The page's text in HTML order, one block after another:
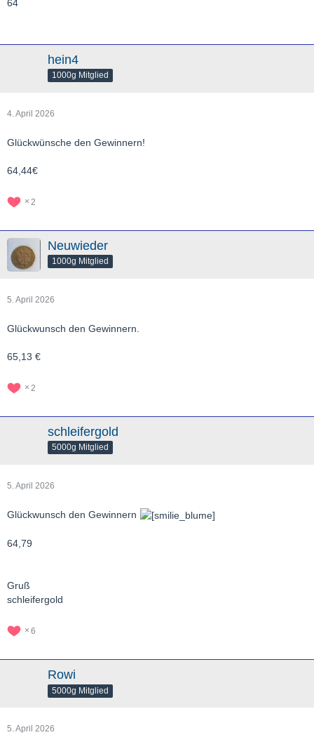
64
hein4
1000g Mitglied
4. April 2026
Glückwünsche den Gewinnern!
64,44€
2
Neuwieder
1000g Mitglied
5. April 2026
Glückwunsch den Gewinnern.
65,13 €
2
schleifergold
5000g Mitglied
5. April 2026
Glückwunsch den Gewinnern
64,79
Gruß
schleifergold
6
Rowi
5000g Mitglied
5. April 2026